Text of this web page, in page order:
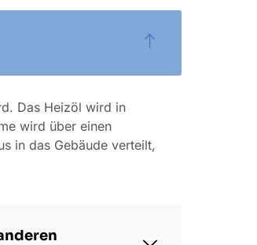
Das Heizöl wird in
wird über einen
in das Gebäude verteilt,